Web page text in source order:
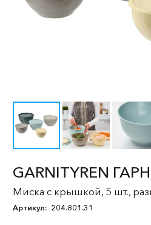
GARNITYREN
Миска с крышкой, 5 шт.,
Артикул: 204.801.31